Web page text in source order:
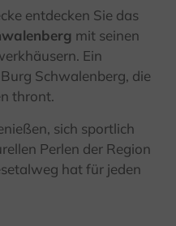
entdecken Sie das
mit seinen
Ein
Schwalenberg, die
thront.
sich sportlich
Perlen der Region
hat für jeden